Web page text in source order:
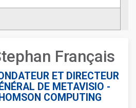
Français
ET DIRECTEUR
DE METAVISIO -
COMPUTING